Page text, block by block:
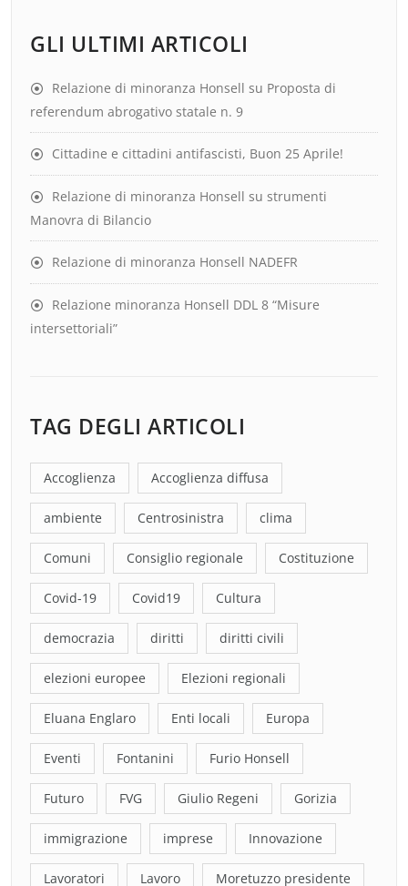
GLI ULTIMI ARTICOLI
Relazione di minoranza Honsell su Proposta di
referendum abrogativo statale n. 9
Cittadine e cittadini antifascisti, Buon 25 Aprile!
Relazione di minoranza Honsell su strumenti
Manovra di Bilancio
Relazione di minoranza Honsell NADEFR
Relazione minoranza Honsell DDL 8 “Misure
intersettoriali”
TAG DEGLI ARTICOLI
Accoglienza Accoglienza diffusa
ambiente Centrosinistra clima
Comuni Consiglio regionale Costituzione
Covid-19 Covid19 Cultura
democrazia diritti diritti civili
elezioni europee Elezioni regionali
Eluana Englaro Enti locali Europa
Eventi Fontanini Furio Honsell
Futuro FVG Giulio Regeni Gorizia
immigrazione imprese Innovazione
Lavoratori Lavoro Moretuzzo presidente